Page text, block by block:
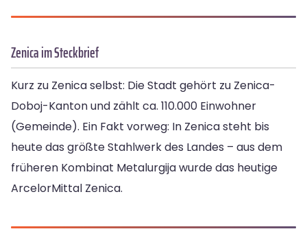
Zenica im Steckbrief
Kurz zu Zenica selbst: Die Stadt gehört zu Zenica-
Doboj-Kanton und zählt ca. 110.000 Einwohner
(Gemeinde). Ein Fakt vorweg: In Zenica steht bis
heute das größte Stahlwerk des Landes – aus dem
früheren Kombinat Metalurgija wurde das heutige
ArcelorMittal Zenica.